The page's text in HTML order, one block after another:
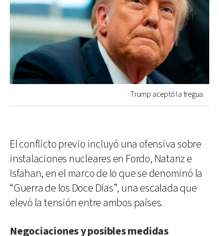
Trump aceptó la tregua.
El conflicto previo incluyó una ofensiva sobre
instalaciones nucleares en Fordo, Natanz e
Isfahan, en el marco de lo que se denominó la
“Guerra de los Doce Días”, una escalada que
elevó la tensión entre ambos países.
Negociaciones y posibles medidas